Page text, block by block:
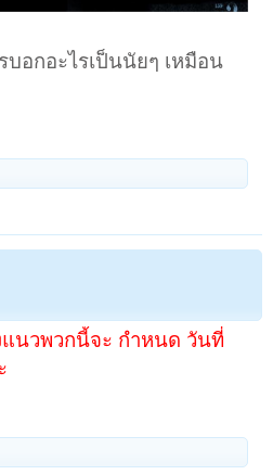
บอกอะไรเป็นนัยๆ เหมือน
แนวพวกนี้จะ กำหนด วันที่